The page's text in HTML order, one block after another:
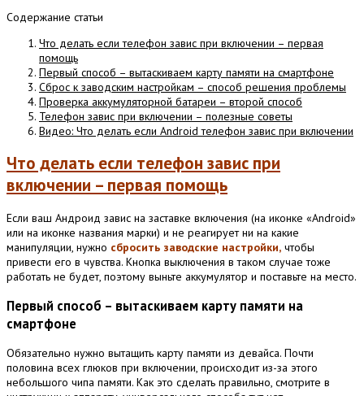
Содержание статьи
Что делать если телефон завис при включении – первая
помощь
Первый способ – вытаскиваем карту памяти на смартфоне
Сброс к заводским настройкам – способ решения проблемы
Проверка аккумуляторной батареи – второй способ
Телефон завис при включении – полезные советы
Видео: Что делать если Android телефон завис при включении
Что делать если телефон завис при
включении – первая помощь
Если ваш Андроид завис на заставке включения (на иконке «Аndroid»
или на иконке названия марки) и не реагирует ни на какие
манипуляции, нужно сбросить заводские настройки, чтобы
привести его в чувства. Кнопка выключения в таком случае тоже
работать не будет, поэтому выньте аккумулятор и поставьте на место.
Первый способ – вытаскиваем карту памяти на
смартфоне
Обязательно нужно вытащить карту памяти из девайса. Почти
половина всех глюков при включении, происходит из-за этого
небольшого чипа памяти. Как это сделать правильно, смотрите в